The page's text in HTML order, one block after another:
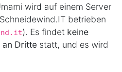
wird auf einem Server
betrieben
). Es findet keine
an Dritte statt, und es wird